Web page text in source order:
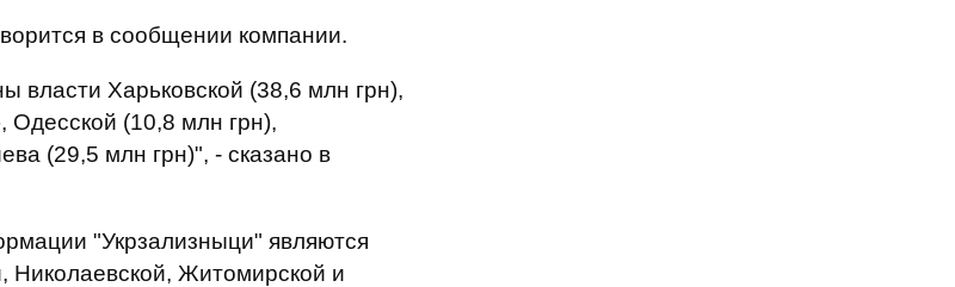
в сообщении компании.
власти Харьковской (38,6 млн грн),
Одесской (10,8 млн грн),
(29,5 млн грн)", - сказано в
"Укрзализныци" являются
Николаевской, Житомирской и